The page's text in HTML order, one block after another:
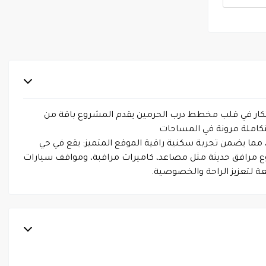
متكاملة بين الاناقة والابتكار في قلب مخطط درب الحرمين يقدم المشروع باقة من
مرونة في المساحات
يضمن تجربة سكنية راقية الموقع المتميز: يقع في حي
مرافق حديثة مثل مصاعد، كاميرات مراقبة، ومواقف سيارات
لتعزيز الراحة والخصوصية.